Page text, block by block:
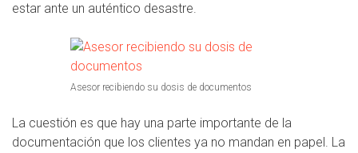
estar ante un auténtico desastre.
Asesor recibiendo su dosis de documentos
La cuestión es que hay una parte importante de la
documentación que los clientes ya no mandan en papel. La